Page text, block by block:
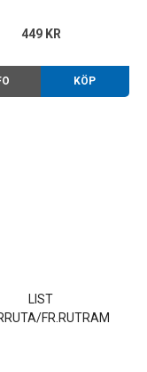
449 KR
KÖP
LIST
FR.RUTRAM